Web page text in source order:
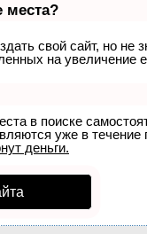
места?
свой сайт, но не
на увеличение
в поиске
уже в
деньги.